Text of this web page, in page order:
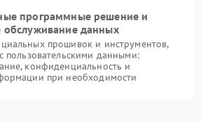
программные решение и
обслуживание данных
прошивок и инструментов,
пользовательскими данными:
конфиденциальность и
при необходимости